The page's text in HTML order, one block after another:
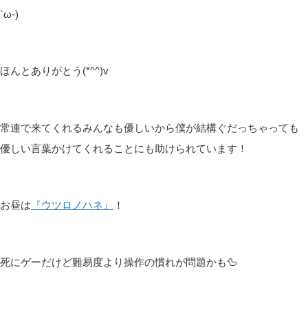
`ω-)
ほんとありがとう(*^^)v
常連で来てくれるみんなも優しいから僕が結構ぐだっちゃっても
優しい言葉かけてくれることにも助けられています！
お昼は 『ウツロノハネ』 ！
死にゲーだけど難易度より操作の慣れが問題かも🦆